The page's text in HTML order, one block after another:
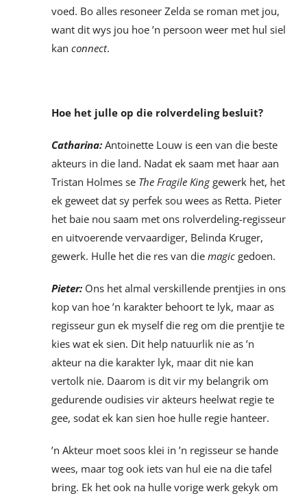
voed. Bo alles resoneer Zelda se roman met jou,
want dit wys jou hoe ’n persoon weer met hul siel
kan connect.
Hoe het julle op die rolverdeling besluit?
Catharina:Antoinette Louw is een van die beste
akteurs in die land. Nadat ek saam met haar aan
Tristan Holmes se The Fragile Kinggewerk het, het
ek geweet dat sy perfek sou wees as Retta. Pieter
het baie nou saam met ons rolverdeling-regisseur
en uitvoerende vervaardiger, Belinda Kruger,
gewerk. Hulle het die res van die magicgedoen.
Pieter:Ons het almal verskillende prentjies in ons
kop van hoe ’n karakter behoort te lyk, maar as
regisseur gun ek myself die reg om die prentjie te
kies wat ek sien. Dit help natuurlik nie as ’n
akteur na die karakter lyk, maar dit nie kan
vertolk nie. Daarom is dit vir my belangrik om
gedurende oudisies vir akteurs heelwat regie te
gee, sodat ek kan sien hoe hulle regie hanteer.
’n Akteur moet soos klei in ’n regisseur se hande
wees, maar tog ook iets van hul eie na die tafel
bring. Ek het ook na hulle vorige werk gekyk om